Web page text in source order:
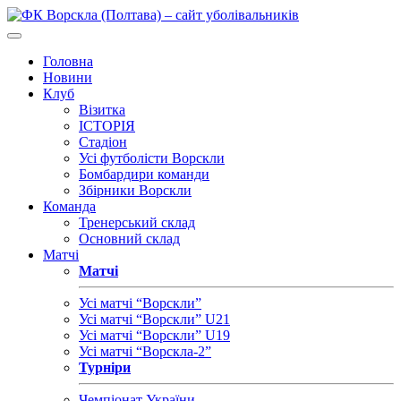
Головна
Новини
Клуб
Візитка
ІСТОРІЯ
Стадіон
Усі футболісти Ворскли
Бомбардири команди
Збірники Ворскли
Команда
Тренерський склад
Основний склад
Матчі
Матчі
Усі матчі “Ворскли”
Усі матчі “Ворскли” U21
Усі матчі “Ворскли” U19
Усі матчі “Ворскла-2”
Турніри